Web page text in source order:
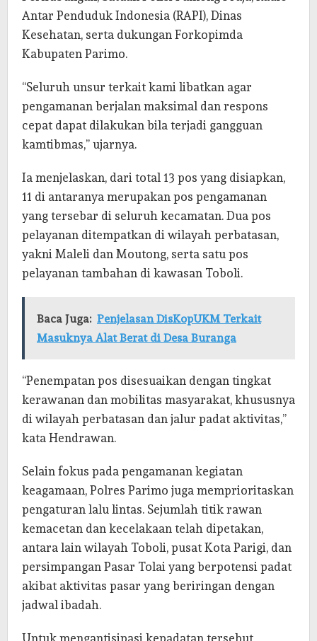
Antar Penduduk Indonesia (RAPI), Dinas
Kesehatan, serta dukungan Forkopimda
Kabupaten Parimo.
“Seluruh unsur terkait kami libatkan agar
pengamanan berjalan maksimal dan respons
cepat dapat dilakukan bila terjadi gangguan
kamtibmas,” ujarnya.
Ia menjelaskan, dari total 13 pos yang disiapkan,
11 di antaranya merupakan pos pengamanan
yang tersebar di seluruh kecamatan. Dua pos
pelayanan ditempatkan di wilayah perbatasan,
yakni Maleli dan Moutong, serta satu pos
pelayanan tambahan di kawasan Toboli.
Baca Juga: Penjelasan DisKopUKM Terkait
Masuknya Alat Berat di Desa Buranga
“Penempatan pos disesuaikan dengan tingkat
kerawanan dan mobilitas masyarakat, khususnya
di wilayah perbatasan dan jalur padat aktivitas,”
kata Hendrawan.
Selain fokus pada pengamanan kegiatan
keagamaan, Polres Parimo juga memprioritaskan
pengaturan lalu lintas. Sejumlah titik rawan
kemacetan dan kecelakaan telah dipetakan,
antara lain wilayah Toboli, pusat Kota Parigi, dan
persimpangan Pasar Tolai yang berpotensi padat
akibat aktivitas pasar yang beriringan dengan
jadwal ibadah.